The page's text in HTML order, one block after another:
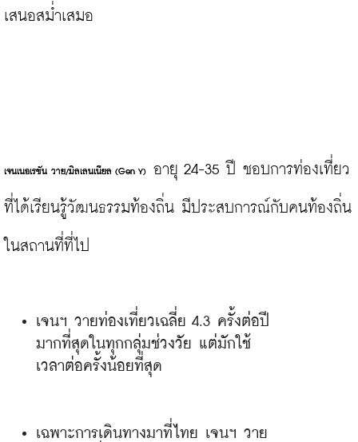
เสนอสม่ำเสมอ
เจนเนอเรชัน วาย/มิลเลนเนียล (Gen Y) อายุ 24-35 ปี ชอบการท่องเที่ยว
ที่ได้เรียนรู้วัฒนธรรมท้องถิ่น มีประสบการณ์กับคนท้องถิ่น
เจนฯ วายท่องเที่ยวเฉลี่ย 4.3 ครั้งต่อปี
มากที่สุดในทุกกลุ่มช่วงวัย แต่มักใช้
เวลาต่อครั้งน้อยที่สุด
เฉพาะการเดินทางมาที่ไทย เจนฯ วาย